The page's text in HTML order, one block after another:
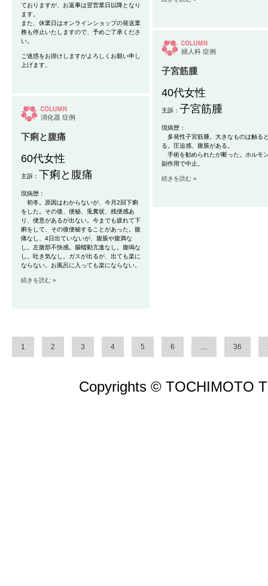
ておりますが、お返事は翌営業日以降となり
ます。
また、休業日はオンラインショップの発送業
務も停止いたしますので、予めご了承くださ
い。
ご迷惑をお掛けしますがよろしくお願い申し
上げます。
婦人科 症例
子宮筋腫
40代女性
主訴： 子宮筋腫
現病歴：
多発性子宮筋腫。大きなものは触る
る 。圧迫感、腹脹がある。
手術を勧められたが断った。ホルモ
副作用で中止。
続きを読む »
消化器 症例
下痢と腹痛
60代女性
主訴： 下痢と腹痛
現病歴：
初冬。原因はわからないが、今月2回下痢
をした。その後、便秘、兎糞状、残便感あ
り、便意があるが出ない。今までも疲れて下
痢をして、その後便秘することがあった。腹
痛なし、4日出ていないが、腹脹や腹満な
し。左腹部不快感。腸蠕動亢進なし。腹鳴な
し。吐き気なし。ガスが出るが、出ても楽に
ならない。お風呂に入っても楽にならない。
続きを読む »
1 2 3 4 5 6 … 36
Copyrights © TOCHIMOTO